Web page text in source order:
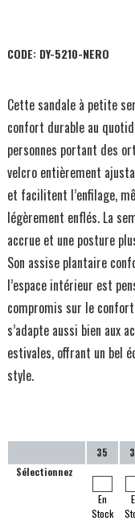
CODE:DY-5210-NERO
Cette sandale à petite
confort durable au
personnes portant des
velcro entièrement
et facilitent l’enfilage,
légèrement enflés. La
accrue et une posture
Son assise plantaire
l’espace intérieur est
compromis sur le
s’adapte aussi bien aux
estivales, offrant un bel
style.
35
Sélectionnez
En
Stock